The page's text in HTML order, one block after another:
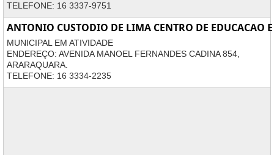
TELEFONE: 16 3337-9751
ANTONIO CUSTODIO DE LIMA CENTRO DE EDUCACAO E
MUNICIPAL EM ATIVIDADE
ENDEREÇO: AVENIDA MANOEL FERNANDES CADINA 854,
ARARAQUARA.
TELEFONE: 16 3334-2235